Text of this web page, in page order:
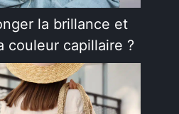
la brillance et
couleur capillaire ?